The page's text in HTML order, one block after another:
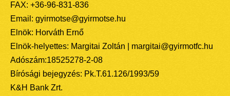
FAX: +36-96-831-836
Email: gyirmotse@gyirmotse.hu
Elnök: Horváth Ernő
Elnök-helyettes: Margitai Zoltán | margitai@gyirmotfc.hu
Adószám:18525278-2-08
Bírósági bejegyzés: Pk.T.61.126/1993/59
K&H Bank Zrt.